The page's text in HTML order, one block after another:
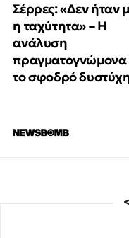
Σέρρες: «Δεν ήταν
η ταχύτητα» – Η
ανάλυση
πραγματογνώμονα
το σφοδρό